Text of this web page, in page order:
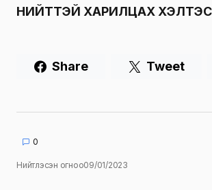
НИЙТТЭЙ ХАРИЛЦАХ ХЭЛТЭС
Share Tweet
0
Нийтлэсэн огноо09/01/2023